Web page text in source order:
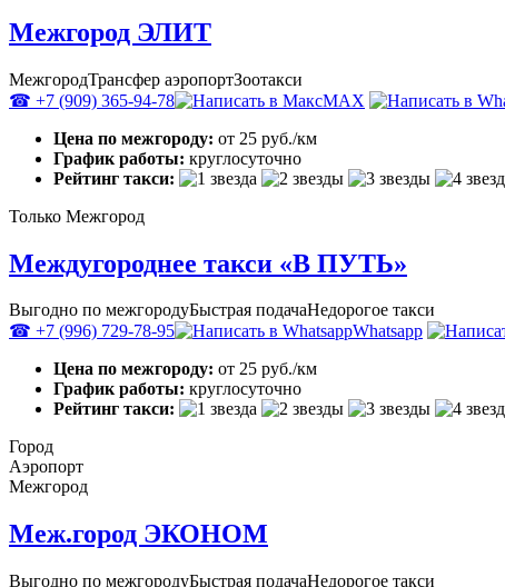
Межгород ЭЛИТ
МежгородТрансфер аэропортЗоотакси
☎ +7 (909) 365-94-78
MAX
Цена по межгороду: от 25 руб./км
График работы: круглосуточно
Рейтинг такси:
Только Межгород
Междугороднее такси «В ПУТЬ»
Выгодно по межгородуБыстрая подачаНедорогое такси
☎ +7 (996) 729-78-95
Whatsapp
Цена по межгороду: от 25 руб./км
График работы: круглосуточно
Рейтинг такси:
Город
Аэропорт
Межгород
Меж.город ЭКОНОМ
Выгодно по межгородуБыстрая подачаНедорогое такси